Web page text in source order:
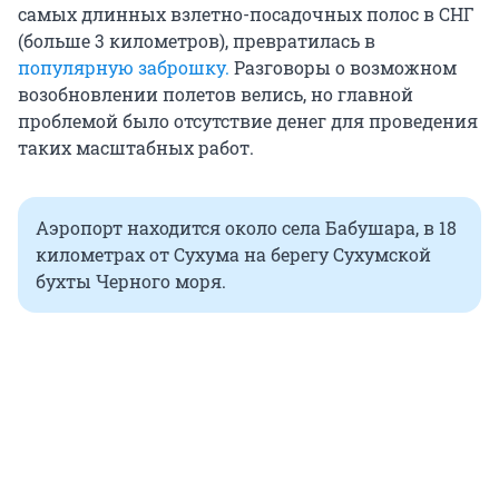
самых длинных взлетно-посадочных полос в СНГ
(больше 3 километров), превратилась в
популярную заброшку. Разговоры о возможном
возобновлении полетов велись, но главной
проблемой было отсутствие денег для проведения
таких масштабных работ.
Аэропорт находится около села Бабушара, в 18
километрах от Сухума на берегу Сухумской
бухты Черного моря.